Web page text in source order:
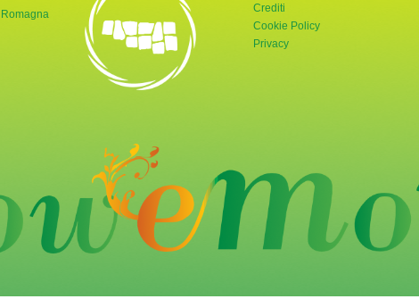
Giornata Verde
Twitter di Giornata Verde
la pagina Instagram di Giornata Verde
Crediti
Cookie Policy
Privacy